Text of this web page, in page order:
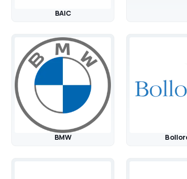
BAIC
BMW